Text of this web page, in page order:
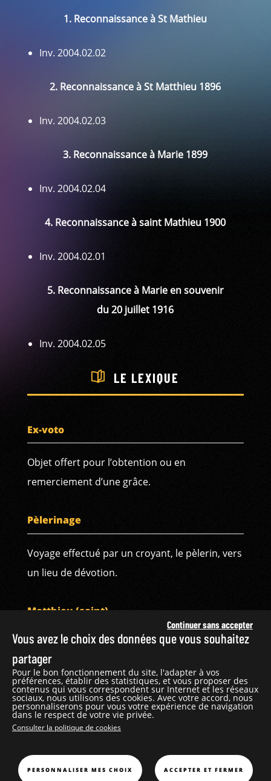
Continuer sans accepter
Vous avez le choix des données que vous souhaitez
partager
Pour le bon fonctionnement du site, l'adapter à vos
préférences, établir des statistiques, et vous proposer des
contenus qui vous correspondent sur Internet et les réseaux
sociaux, nous utilisons des cookies. Avec votre accord, nous
personnaliserons pour vous votre expérience de navigation
dans le respect de votre vie privée.
Consulter la politique de cookies
PERSONNALISER MES CHOIX ACCEPTER ET FERMER
1. Reconnaissance à St Mathieu
Inv. 2004.02.02
2. Reconnaissance à St Matthieu 1896
Inv. 2004.02.03
3. Reconnaissance à Marie 1899
Inv. 2004.02.04
4. Reconnaissance à saint Mathieu 1900
Inv. 2004.02.01
5. Reconnaissance à Marie en souvenir
du 20 juillet 1916
Inv. 2004.02.05
LE LEXIQUE
Ex-voto
Objet offert pour l’obtention ou en
remerciement d’une grâce.
Pèlerinage
Voyage effectué par un croyant, le pèlerin, vers
un lieu de dévotion.
Matthieu (saint)
Évangéliste et apôtre, il a exercé le métier de
collecteur d’impôts avant d’être appelé par
Jésus. Après la dispersion des apôtres, il aurait
prêché en Éthiopie. Il est représenté avec un
livre et a pour symbole un homme ailé parce
du Christ selon la chair.